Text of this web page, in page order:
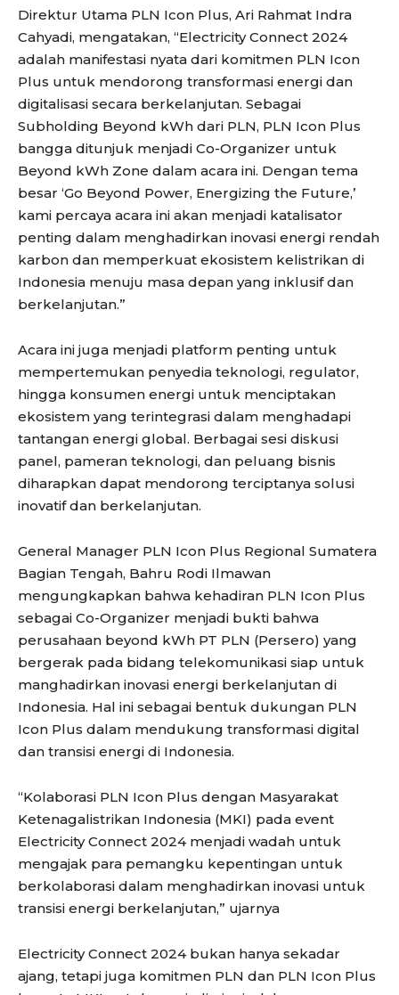
Direktur Utama PLN Icon Plus, Ari Rahmat Indra
Cahyadi, mengatakan, “Electricity Connect 2024
adalah manifestasi nyata dari komitmen PLN Icon
Plus untuk mendorong transformasi energi dan
digitalisasi secara berkelanjutan. Sebagai
Subholding Beyond kWh dari PLN, PLN Icon Plus
bangga ditunjuk menjadi Co-Organizer untuk
Beyond kWh Zone dalam acara ini. Dengan tema
besar ‘Go Beyond Power, Energizing the Future,’
kami percaya acara ini akan menjadi katalisator
penting dalam menghadirkan inovasi energi rendah
karbon dan memperkuat ekosistem kelistrikan di
Indonesia menuju masa depan yang inklusif dan
berkelanjutan.”
Acara ini juga menjadi platform penting untuk
mempertemukan penyedia teknologi, regulator,
hingga konsumen energi untuk menciptakan
ekosistem yang terintegrasi dalam menghadapi
tantangan energi global. Berbagai sesi diskusi
panel, pameran teknologi, dan peluang bisnis
diharapkan dapat mendorong terciptanya solusi
inovatif dan berkelanjutan.
General Manager PLN Icon Plus Regional Sumatera
Bagian Tengah, Bahru Rodi Ilmawan
mengungkapkan bahwa kehadiran PLN Icon Plus
sebagai Co-Organizer menjadi bukti bahwa
perusahaan beyond kWh PT PLN (Persero) yang
bergerak pada bidang telekomunikasi siap untuk
manghadirkan inovasi energi berkelanjutan di
Indonesia. Hal ini sebagai bentuk dukungan PLN
Icon Plus dalam mendukung transformasi digital
dan transisi energi di Indonesia.
“Kolaborasi PLN Icon Plus dengan Masyarakat
Ketenagalistrikan Indonesia (MKI) pada event
Electricity Connect 2024 menjadi wadah untuk
mengajak para pemangku kepentingan untuk
berkolaborasi dalam menghadirkan inovasi untuk
transisi energi berkelanjutan,” ujarnya
Electricity Connect 2024 bukan hanya sekadar
ajang, tetapi juga komitmen PLN dan PLN Icon Plus